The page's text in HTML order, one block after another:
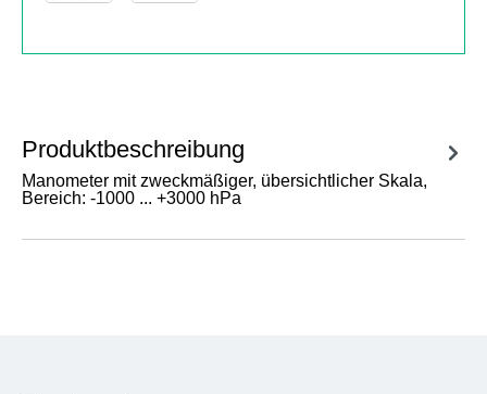
Produktbeschreibung
Manometer mit zweckmäßiger, übersichtlicher Skala,
Bereich: -1000 ... +3000 hPa